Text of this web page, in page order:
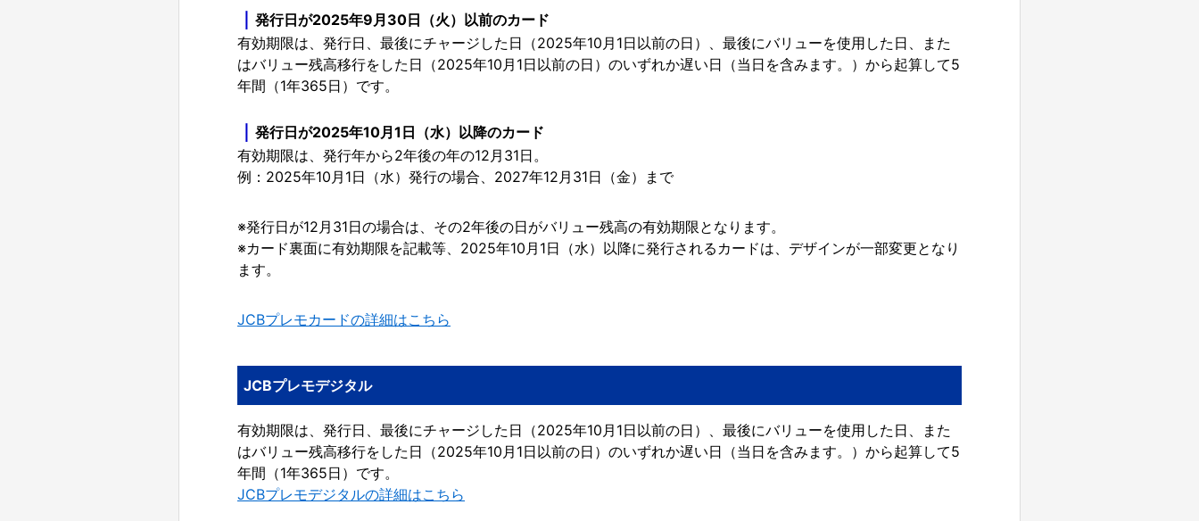
発行日が2025年9月30日（火）以前のカード
有効期限は、発行日、最後にチャージした日（2025年10月1日以前の日）、最後にバリューを使用した日、また
はバリュー残高移行をした日（2025年10月1日以前の日）のいずれか遅い日（当日を含みます。）から起算して5
年間（1年365日）です。
発行日が2025年10月1日（水）以降のカード
有効期限は、発行年から2年後の年の12月31日。
例：2025年10月1日（水）発行の場合、2027年12月31日（金）まで
※発行日が12月31日の場合は、その2年後の日がバリュー残高の有効期限となります。
※カード裏面に有効期限を記載等、2025年10月1日（水）以降に発行されるカードは、デザインが一部変更となり
ます。
JCBプレモカードの詳細はこちら
JCBプレモデジタル
有効期限は、発行日、最後にチャージした日（2025年10月1日以前の日）、最後にバリューを使用した日、また
はバリュー残高移行をした日（2025年10月1日以前の日）のいずれか遅い日（当日を含みます。）から起算して5
年間（1年365日）です。
JCBプレモデジタルの詳細はこちら